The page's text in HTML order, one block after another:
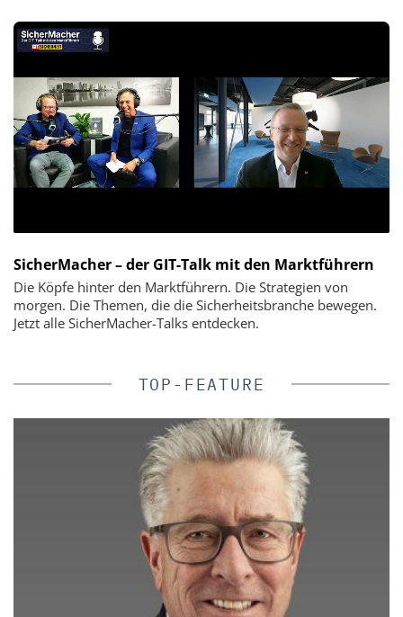
SicherMacher – der GIT-Talk mit den Marktführern
Die Köpfe hinter den Marktführern. Die Strategien von
morgen. Die Themen, die die Sicherheitsbranche bewegen.
Jetzt alle SicherMacher-Talks entdecken.
TOP-FEATURE